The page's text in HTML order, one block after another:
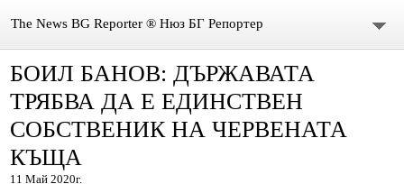
The News BG Reporter ® Нюз БГ Репортер
НОВИНИ
ЗА НАС
КОНТАКТИ
БОИЛ БАНОВ: ДЪРЖАВАТА
ТРЯБВА ДА Е ЕДИНСТВЕН
СОБСТВЕНИК НА ЧЕРВЕНАТА
КЪЩА
11 Май 2020г.